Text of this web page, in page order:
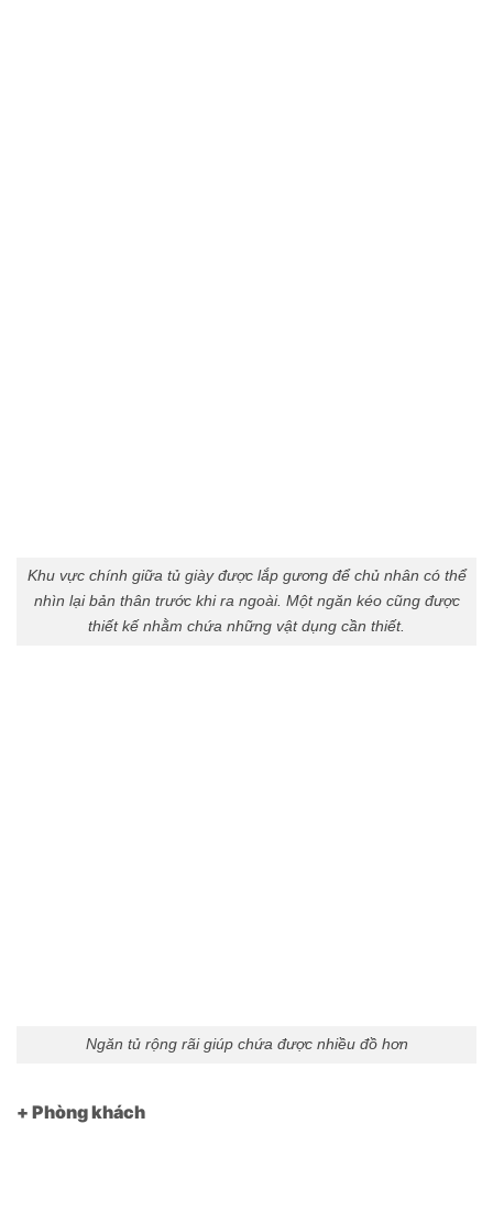
Khu vực chính giữa tủ giày được lắp gương để chủ nhân có thể
nhìn lại bản thân trước khi ra ngoài. Một ngăn kéo cũng được
thiết kế nhằm chứa những vật dụng cần thiết.
Ngăn tủ rộng rãi giúp chứa được nhiều đồ hơn
+ Phòng khách